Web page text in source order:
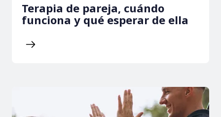
Terapia de pareja, cuándo
funciona y qué esperar de ella